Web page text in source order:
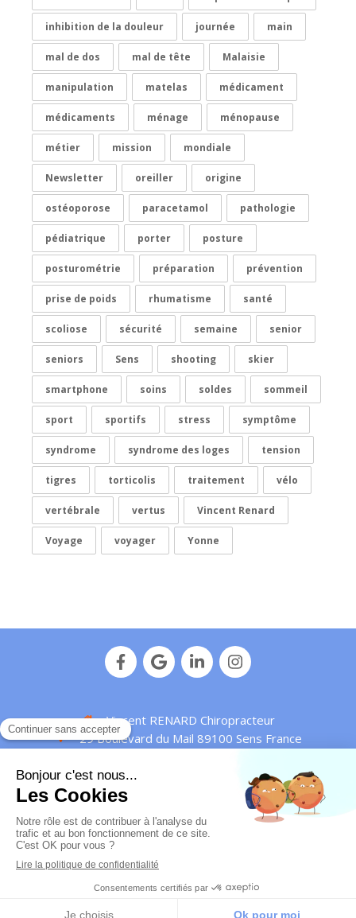
inhibition de la douleur journée main
mal de dos mal de tête Malaisie
manipulation matelas médicament
médicaments ménage ménopause
métier mission mondiale
Newsletter oreiller origine
ostéoporose paracetamol pathologie
pédiatrique porter posture
posturométrie préparation prévention
prise de poids rhumatisme santé
scoliose sécurité semaine senior
seniors Sens shooting skier
smartphone soins soldes sommeil
sport sportifs stress symptôme
syndrome syndrome des loges tension
tigres torticolis traitement vélo
vertébrale vertus Vincent Renard
Voyage voyager Yonne
Vincent RENARD Chiropracteur
29 Boulevard du Mail 89100 Sens France
Mentions légales
© Vincent Renard - 2016 -